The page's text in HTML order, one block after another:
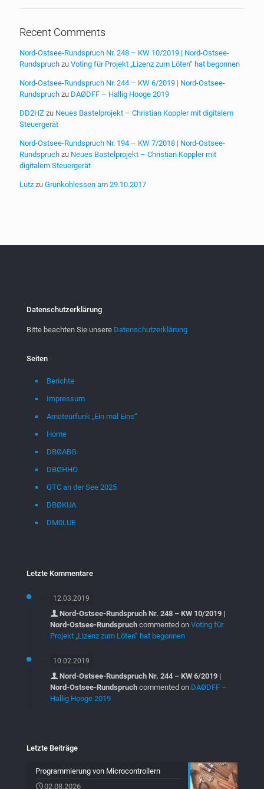
Recent Comments
Nord-Ostsee-Rundspruch Nr. 248 – KW 10/2019 | Nord-Ostsee-
Rundspruch zu Voting für Projekt „Lizenz zum Löten“ hat begonnen
Nord-Ostsee-Rundspruch Nr. 244 – KW 6/2019 | Nord-Ostsee-
Rundspruch zu DAØDFF – Hallig Hooge 2019
DD2HZ zu Neues Bastelprojekt – Christian Koppler mit digitalem
Steuergerät
Nord-Ostsee-Rundspruch Nr. 194 – KW 7/2018 | Nord-Ostsee-
Rundspruch zu Neues Bastelprojekt – Christian Koppler mit
digitalem Steuergerät
Lutz zu Grünkohlessen am 29.10.2017
Datenschutzerklärung
Bitte beachten Sie unsere Datenschutzerklärung
Seiten
Berichte
Impressum
Amateurfunk „Ein mal Eins“
Home
DBØABG
DBØHHO
QTC an der See 2025
DBØKUA
DM0LUE
Letzte Kommentare
12.03.2019
Nord-Ostsee-Rundspruch Nr. 248 – KW 10/2019 |
Nord-Ostsee-Rundspruch commented on Voting für
Projekt „Lizenz zum Löten“ hat begonnen
10.02.2019
Nord-Ostsee-Rundspruch Nr. 244 – KW 6/2019 |
Nord-Ostsee-Rundspruch commented on DAØDFF –
Hallig Hooge 2019
Letzte Beiträge
Programmierung von Microcontrollern
02.08.2026